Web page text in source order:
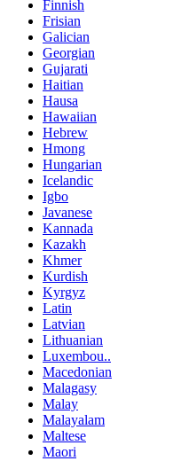
Finnish
Frisian
Galician
Georgian
Gujarati
Haitian
Hausa
Hawaiian
Hebrew
Hmong
Hungarian
Icelandic
Igbo
Javanese
Kannada
Kazakh
Khmer
Kurdish
Kyrgyz
Latin
Latvian
Lithuanian
Luxembou..
Macedonian
Malagasy
Malay
Malayalam
Maltese
Maori